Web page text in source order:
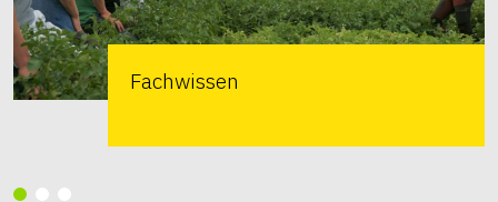
Fachwissen